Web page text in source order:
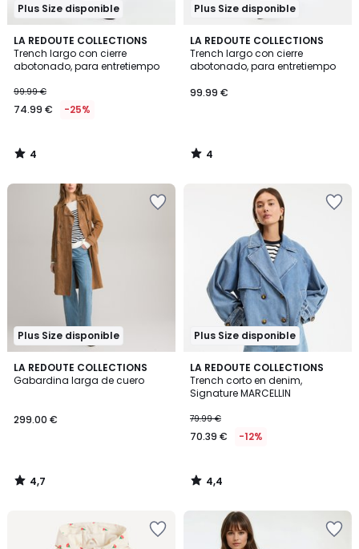
Plus Size disponible
LA REDOUTE COLLECTIONS
Trench largo con cierre
abotonado, para entretiempo
99.99 €
74.99 € -25%
4
/
5
4
/
Plus Size disponible
LA REDOUTE COLLECTIONS
Trench largo con cierre
abotonado, para entretiempo
99.99 €
4
/
5
4
/
Plus Size disponible
LA REDOUTE COLLECTIONS
Gabardina larga de cuero
299.00 €
4,7
/ 5
4,7
/
Plus Size disponible
LA REDOUTE COLLECTIONS
Trench corto en denim,
Signature MARCELLIN
79.99 €
70.39 € -12%
4,4
/ 5
4,4
/